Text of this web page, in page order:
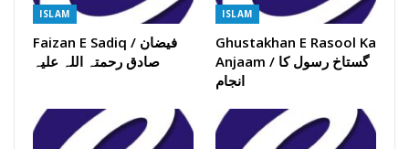
ISLAM
Faizan E Sadiq / فیضان
صادق رحمتہ اللہ علیہ
ISLAM
Ghustakhan E Rasool Ka
Anjaam / گستاخ رسول کا
انجام